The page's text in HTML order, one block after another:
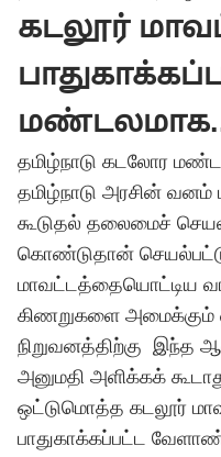
கடலூர்
தமிழ்நாடு கடலோர
தமிழ்நாடு அரசின் வனம்
கூடுதல் தலைமைச்
கொண்டுதான்
மாவட்டத்தையொட்டிய
கிணறுகளை
நிறுவனத்திற்கு இந்த
அனுமதி அளிக்கக்
ஒட்டுமொத்த கடலூர்
பாதுகாக்கப்பட்ட